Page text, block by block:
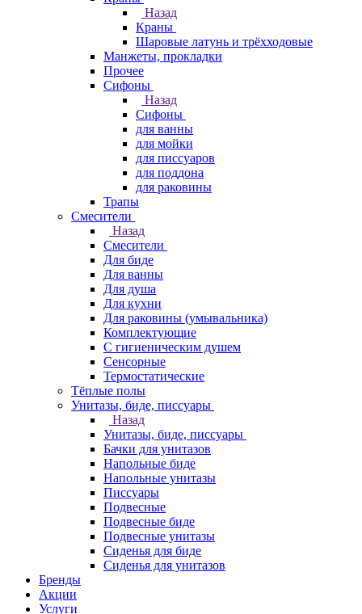
Назад
Краны
Шаровые латунь и трёхходовые
Манжеты, прокладки
Прочее
Сифоны
Назад
Сифоны
для ванны
для мойки
для писсуаров
для поддона
для раковины
Трапы
Смесители
Назад
Смесители
Для биде
Для ванны
Для душа
Для кухни
Для раковины (умывальника)
Комплектующие
С гигиеническим душем
Сенсорные
Термостатические
Тёплые полы
Унитазы, биде, писсуары
Назад
Унитазы, биде, писсуары
Бачки для унитазов
Напольные биде
Напольные унитазы
Писсуары
Подвесные
Подвесные биде
Подвесные унитазы
Сиденья для биде
Сиденья для унитазов
Бренды
Акции
Услуги